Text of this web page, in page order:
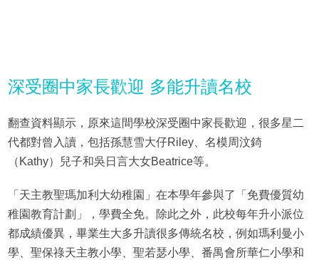
深受圈中家長歡迎 多能升讀名校
翻查資料顯示，原來這間學校深受圈中家長歡迎，很多星二
代都對曾入讀，包括孫慧雪大仔Riley、名模周汶錡
（Kathy）兒子和吳日言大女Beatrice等。
「天主教聖瑪加利大幼稚園」在本學年參與了「免費優質幼
稚園教育計劃」，學費全免。除此之外，此校每年升小派位
都成績優異，畢業生大多升讀很多傳統名校，例如瑪利曼小
學、聖保祿天主教小學、聖若瑟小學、番禺會所華仁小學和